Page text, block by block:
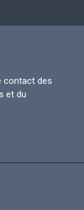
contact des
et du